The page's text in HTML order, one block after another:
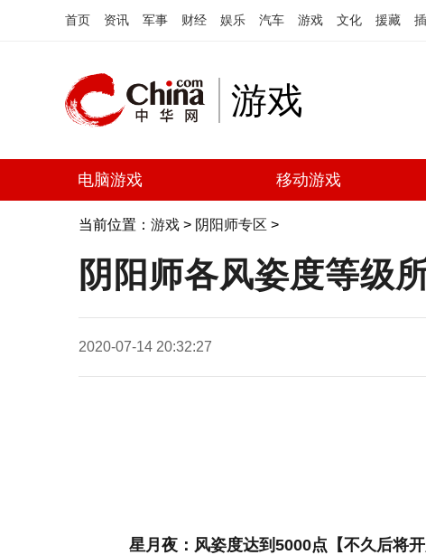
首页 资讯 军事 财经 娱乐 汽车 游戏 文化 援藏
游戏
电脑游戏 移动游戏
当前位置： 游戏 > 阴阳师专区 >
阴阳师各风姿度等级
2020-07-14 20:32:27
星月夜：风姿度达到5000点【不久后将开